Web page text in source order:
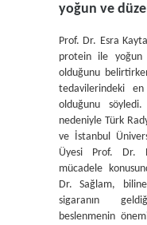
yoğun ve
Prof. Dr. Esra
protein ile yoğun
olduğunu
tedavilerindeki
olduğunu
nedeniyle Türk
ve İstanbul
Üyesi Prof. Dr.
mücadele
Dr. Sağlam,
sigaranın
beslenmenin